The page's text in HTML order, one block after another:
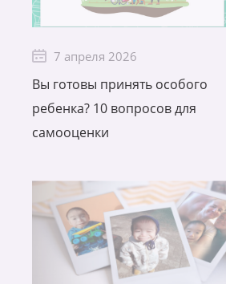
7 апреля 2026
Вы готовы принять особого
ребенка? 10 вопросов для
самооценки